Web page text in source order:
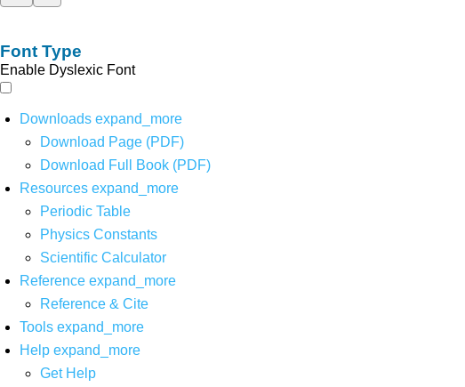
Font Type
Enable Dyslexic Font
Downloads expand_more
Download Page (PDF)
Download Full Book (PDF)
Resources expand_more
Periodic Table
Physics Constants
Scientific Calculator
Reference expand_more
Reference & Cite
Tools expand_more
Help expand_more
Get Help